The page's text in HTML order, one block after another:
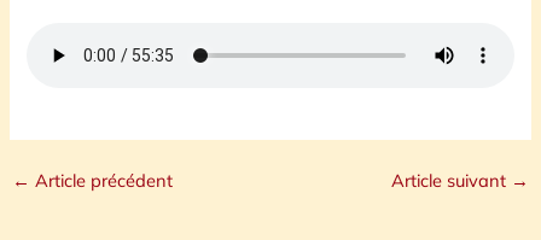
← Article précédent Article suivant →